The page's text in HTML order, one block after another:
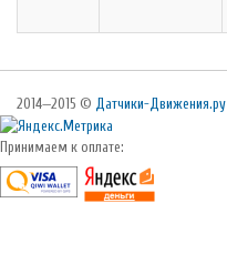
2014—2015 © Датчики-Движения.ру
Принимаем к оплате: